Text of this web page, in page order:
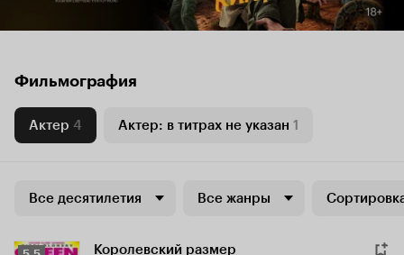
Фильмография
Актер 4 Актер: в титрах не указан 1
Все десятилетия Все жанры
Королевский размер